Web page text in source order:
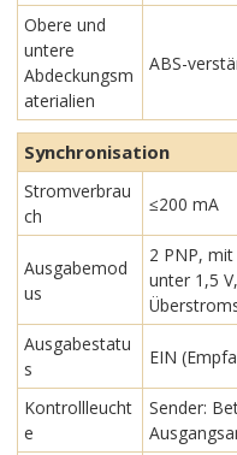
Obere und
untere
Abdeckungsm
aterialien
ABS-
Synchronisation
Stromverbrau
ch
≤200 mA
Ausgabemod
us
2 PNP,
unter 1,5
Ausgabestatu
s
EIN
Kontrollleucht
e
Sender: